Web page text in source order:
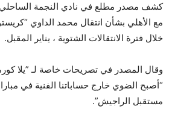
كشف مصدر مطلع في نادي النجمة الساحلي ،
مع الأهلي بشأن انتقال محمد الداوي
خلال فترة الانتقالات الشتوية ، يناير المقبل.
وقال المصدر في تصريحات خاصة لـ ”يلا
“أصبح الضوي خارج حساباتنا الفنية في
مستقبل الراجيش”.